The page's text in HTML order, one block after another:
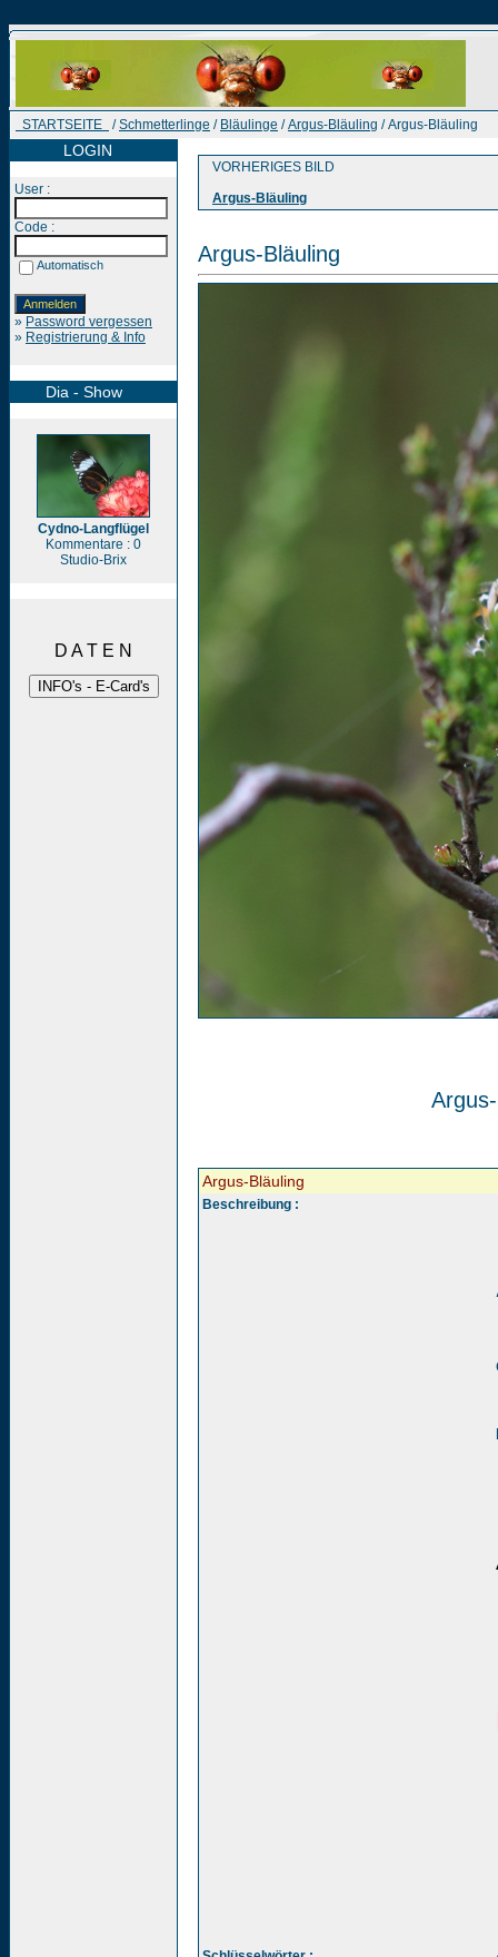
STARTSEITE /Schmetterlinge / Bläulinge /Argus-Bläuling / Argus-Bläuling
LOGIN
User :
Code :
Automatisch
» Password vergessen
» Registrierung & Info
Dia - Show
Cydno-Langflügel
Kommentare : 0
Studio-Brix
D A T E N
VORHERIGES BILD
Argus-Bläuling
Argus-Bläuling
Argus-Bläuling
Beschreibung :